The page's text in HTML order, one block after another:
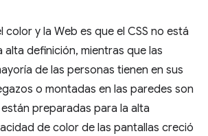
color y la Web es que el CSS no está
definición, mientras que las
de las personas tienen en sus
o montadas en las paredes son
preparadas para la alta
de color de las pantallas creció